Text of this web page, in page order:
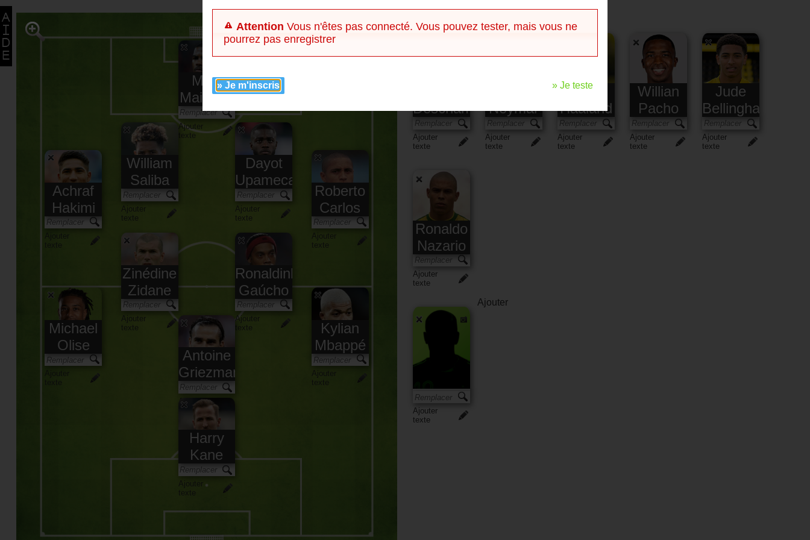
Mike
Maignan
Ajouter
texte
Achraf
Hakimi
William
Saliba
Ajouter
texte
Dayot
Upamecano
Ajouter
texte
Roberto
Carlos
Ajouter
texte
Zinédine
Zidane
Ajouter
texte
Ronaldinho
Gaúcho
Ajouter
texte
Michael
Olise
Antoine
Griezmann
Ajouter
texte
Kylian
Mbappé
Ajouter
Harry
Kane
Ajouter
Deschamps
Ajouter
texte
Neymar
Ajouter
texte
Erling
Haaland
Ajouter
texte
Willian
Pacho
Ajouter
texte
Jude
Bellingham
Ajouter
texte
Ronaldo
Nazario
Ajouter
texte
Ajouter
texte
Ajouter
Attention Vous n'êtes pas connecté. Vous pouvez tester, mais vous ne
pourrez pas enregistrer
» Je m'inscris » Je teste